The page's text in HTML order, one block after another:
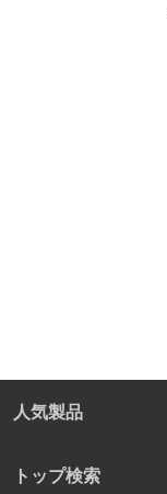
人気製品
トップ検索